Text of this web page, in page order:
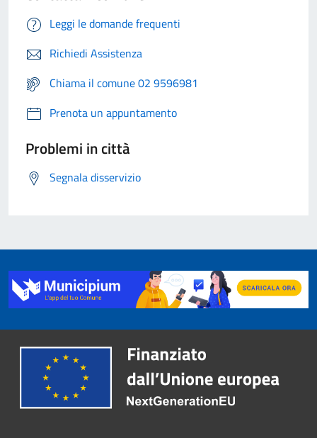
Leggi le domande frequenti
Richiedi Assistenza
Chiama il comune 02 9596981
Prenota un appuntamento
Problemi in città
Segnala disservizio